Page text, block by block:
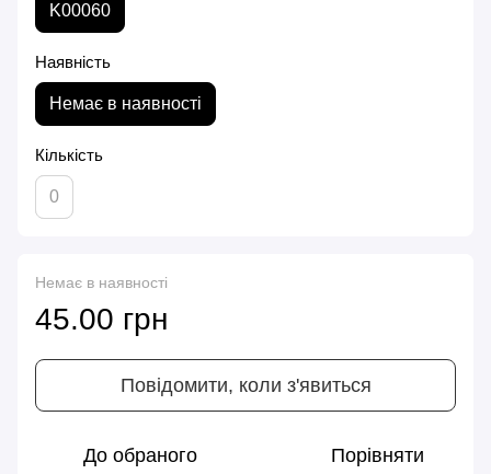
K00060
Наявність
Немає в наявності
Кількість
0
Немає в наявності
45.00 грн
Повідомити, коли з'явиться
До обраного Порівняти